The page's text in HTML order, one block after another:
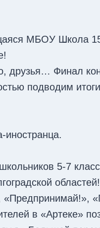
МБОУ Школа
друзья… Финал
подводим
иностранца.
5-7
«Предпринимай!»,
в «Артеке»